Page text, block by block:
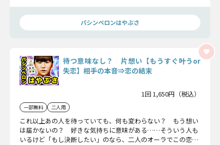
きましょう。
パシンペロンはやぶさ
待つ意味なし？ 片想い【もうすぐ叶うor
失恋】相手の本音⇒恋の結末
1回 1,650円（税込）
一部無料 二人用
これ以上あの人を待っていても、何も変わらない？ もう想い
は届かないの？ 好きな気持ちに意味がある……そういう人も
いるけど「もし決断したい」のなら、二人のオーラでこの恋の